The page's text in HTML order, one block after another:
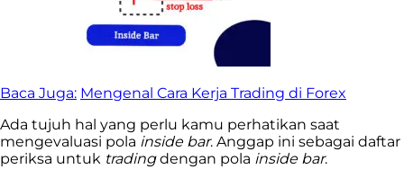
Baca Juga: Mengenal Cara Kerja Trading di Forex
Ada tujuh hal yang perlu kamu perhatikan saat
mengevaluasi pola inside bar. Anggap ini sebagai daftar
periksa untuk tradingdengan pola inside bar.